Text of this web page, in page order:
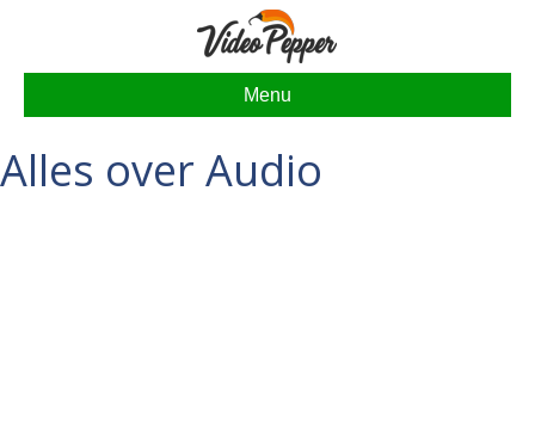
Menu
Alles over Audio